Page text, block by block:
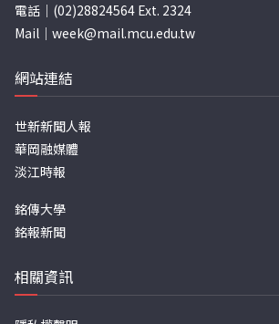
電話｜(02)28824564 Ext. 2324
Mail｜ week@mail.mcu.edu.tw
網站連結
世新新聞人報
華岡融媒體
淡江時報
銘傳大學
銘報新聞
相關資訊